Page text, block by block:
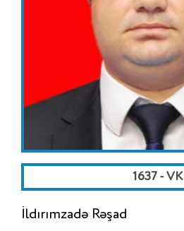
1637 - VK
İldırımzadə Rəşad